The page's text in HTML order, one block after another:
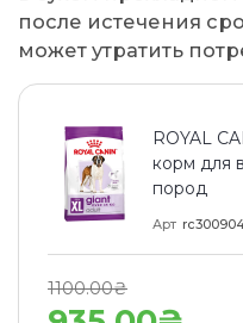
после истечения
может утратить
ROYAL
корм для
пород
Арт
1100.00₴